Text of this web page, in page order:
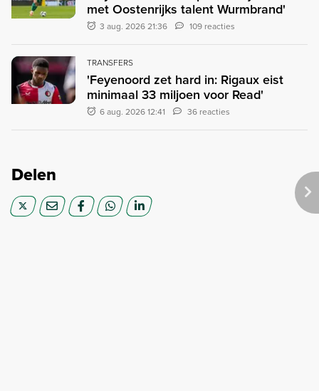
met Oostenrijks talent Wurmbrand'
3 aug. 2026 21:36 109 reacties
TRANSFERS
'Feyenoord zet hard in: Rigaux eist
minimaal 33 miljoen voor Read'
6 aug. 2026 12:41 36 reacties
Delen